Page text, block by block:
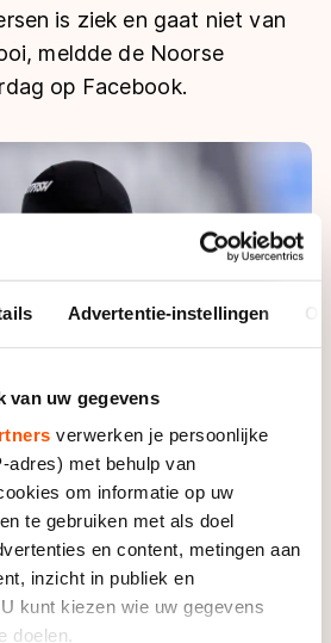
Advertentie-instellingen
van uw gegevens
verwerken je persoonlijke
adres) met behulp van
om informatie op uw
te gebruiken met als doel
en content, metingen aan
inzicht in publiek en
kunt kiezen wie uw gegevens
doelen.
Schaatstijd
is ziek en gaat niet van
meldde de Noorse
op Facebook.